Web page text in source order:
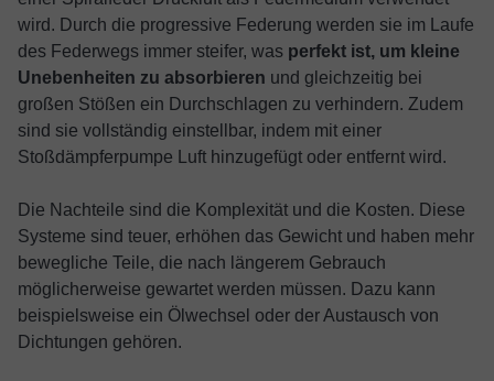
wird. Durch die progressive Federung werden sie im Laufe
des Federwegs immer steifer, was perfekt ist, um kleine
Unebenheiten zu absorbieren und gleichzeitig bei
großen Stößen ein Durchschlagen zu verhindern. Zudem
sind sie vollständig einstellbar, indem mit einer
Stoßdämpferpumpe Luft hinzugefügt oder entfernt wird.
Die Nachteile sind die Komplexität und die Kosten. Diese
Systeme sind teuer, erhöhen das Gewicht und haben mehr
bewegliche Teile, die nach längerem Gebrauch
möglicherweise gewartet werden müssen. Dazu kann
beispielsweise ein Ölwechsel oder der Austausch von
Dichtungen gehören.